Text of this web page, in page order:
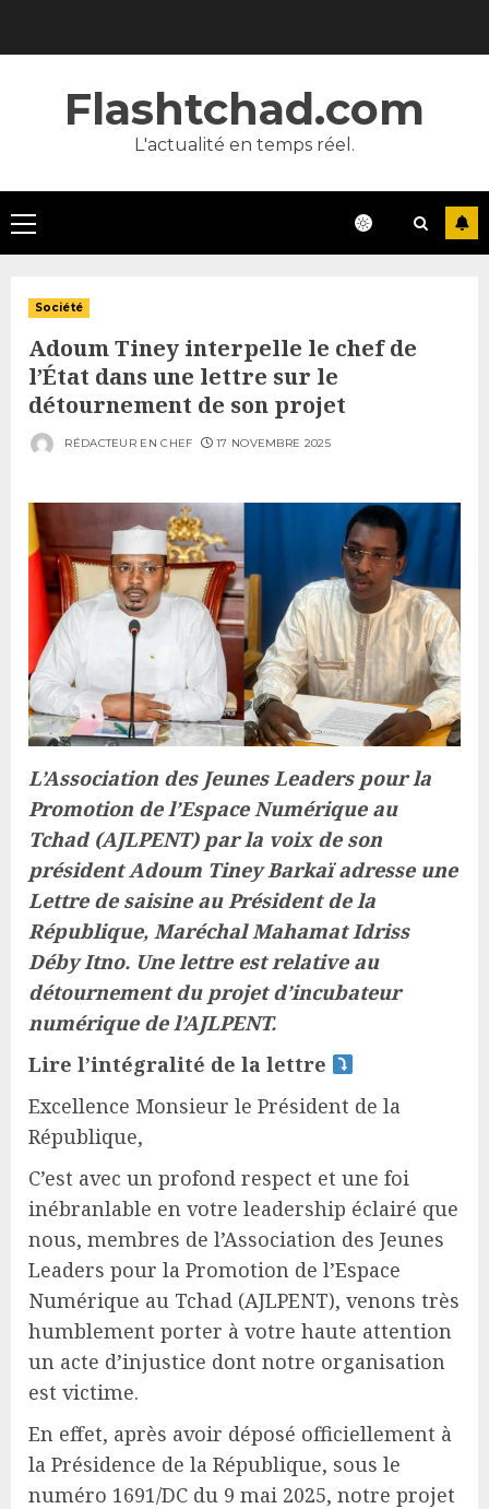
Flashtchad.com
L'actualité en temps réel.
Primary
Menu
Société
Adoum Tiney interpelle le chef de
l’État dans une lettre sur le
détournement de son projet
RÉDACTEUR EN CHEF 17 NOVEMBRE 2025
L’Association des Jeunes Leaders pour la
Promotion de l’Espace Numérique au
Tchad (AJLPENT) par la voix de son
président Adoum Tiney Barkaï adresse une
Lettre de saisine au Président de la
République, Maréchal Mahamat Idriss
Déby Itno. Une lettre est relative au
détournement du projet d’incubateur
numérique de l’AJLPENT.
Lire l’intégralité de la lettre
Excellence Monsieur le Président de la
République,
C’est avec un profond respect et une foi
inébranlable en votre leadership éclairé que
nous, membres de l’Association des Jeunes
Leaders pour la Promotion de l’Espace
Numérique au Tchad (AJLPENT), venons très
humblement porter à votre haute attention
un acte d’injustice dont notre organisation
est victime.
En effet, après avoir déposé officiellement à
la Présidence de la République, sous le
numéro 1691/DC du 9 mai 2025, notre projet